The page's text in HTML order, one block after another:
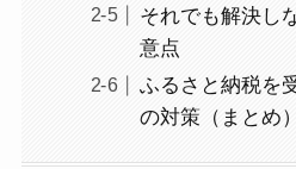
それでも解決し
意点
ふるさと納税を
の対策（まとめ）